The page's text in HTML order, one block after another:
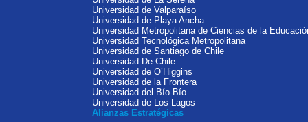
Universidad de Valparaíso
Universidad de Playa Ancha
Universidad Metropolitana de Ciencias de la
Universidad Tecnológica Metropolitana
Universidad de Santiago de Chile
Universidad De Chile
Universidad de O’Higgins
Universidad de la Frontera
Universidad del Bío-Bío
Universidad de Los Lagos
Alianzas Estratégicas